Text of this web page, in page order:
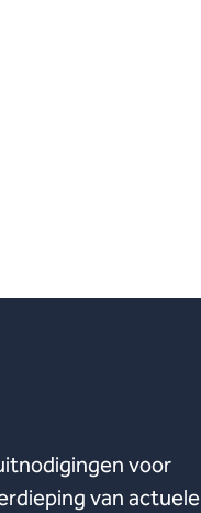
voor
van actuele